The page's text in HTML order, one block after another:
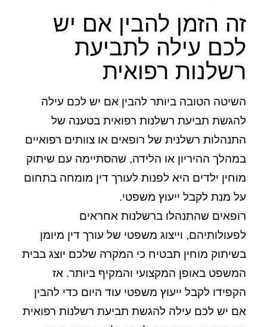
זה הזמן להבין אם יש
לכם עילה לתביעת
רשלנות רפואית
השיטה הטובה ביותר להבין אם יש לכם עילה
להגשת תביעת רשלנות רפואית בטענה של
התנהלות רשלנית של רופאים או צוותים רפואיים
במהלך ההיריון או הלידה, שהסתיימה עם שיתוק
מוחין ילדים היא לפנות לעורך דין מומחה בתחום
על מנת לקבל ייעוץ משפטי.
רופאים שהתנהלו ברשלנות אחראים
לפעולותיהם, וייצוג משפטי של עורך דין מיומן
בשיתוק מוחין תבטיח כי המקרה שלכם יוצג בבית
המשפט באופן המקצועי והמקיף ביותר. אז
הקפידו לקבל ייעוץ משפטי עוד היום כדי להבין
אם יש לכם עילה להגשת תביעת רשלנות רפואית